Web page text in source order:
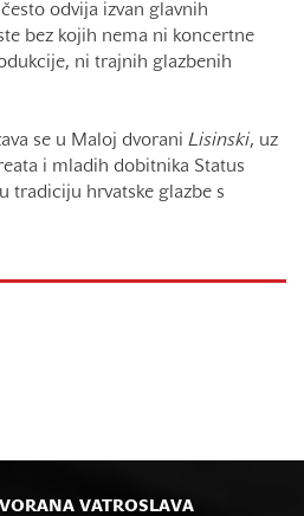
odvija izvan glavnih
bez kojih nema ni koncertne
ni trajnih glazbenih
se u Maloj dvorani Lisinski, uz
i mladih dobitnika Status
tradiciju hrvatske glazbe s
VATROSLAVA